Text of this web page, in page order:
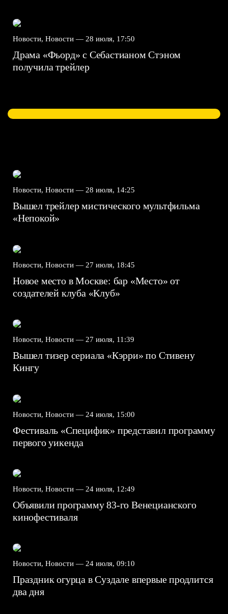
Новости, Новости — 28 июля, 17:50
Драма «Фьорд» с Себастианом Стэном
получила трейлер
Новости, Новости — 28 июля, 14:25
Вышел трейлер мистического мультфильма
«Непокой»
Новости, Новости — 27 июля, 18:45
Новое место в Москве: бар «Место» от
создателей клуба «Клуб»
Новости, Новости — 27 июля, 11:39
Вышел тизер сериала «Кэрри» по Стивену
Кингу
Новости, Новости — 24 июля, 15:00
Фестиваль «Специфик» представил программу
первого уикенда
Новости, Новости — 24 июля, 12:49
Объявили программу 83-го Венецианского
кинофестиваля
Новости, Новости — 24 июля, 09:10
Праздник огурца в Суздале впервые продлится
два дня